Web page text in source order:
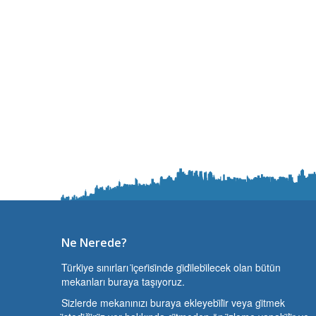
Ne Nerede?
Türki̇ye sınırları i̇çeri̇si̇nde gi̇di̇lebi̇lecek olan bütün
mekanları buraya taşıyoruz.
Si̇zlerde mekanınızı buraya ekleyebi̇li̇r veya gi̇tmek